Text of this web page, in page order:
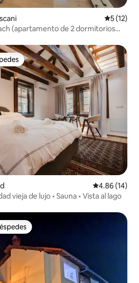
5 (12)
(apartamento de 2 dormitorios
Calificación
4.86 (14)
vieja de lujo • Sauna • Vista al lago
preferido